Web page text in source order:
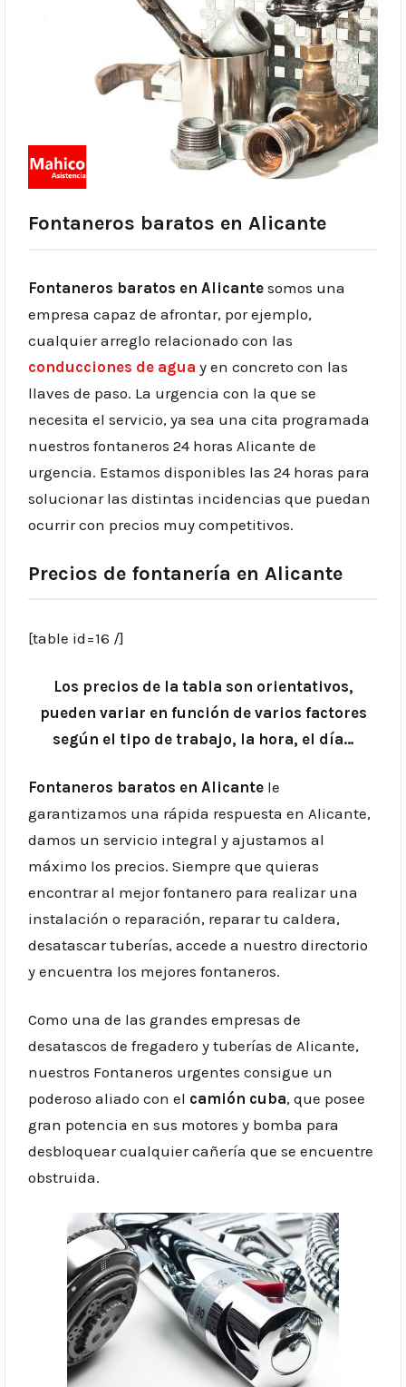
Fontaneros baratos en Alicante
Fontaneros baratos en Alicante somos una
empresa capaz de afrontar, por ejemplo,
cualquier arreglo relacionado con las
conducciones de agua y en concreto con las
llaves de paso. La urgencia con la que se
necesita el servicio, ya sea una cita programada
nuestros fontaneros 24 horas Alicante de
urgencia. Estamos disponibles las 24 horas para
solucionar las distintas incidencias que puedan
ocurrir con precios muy competitivos.
Precios de fontanería en Alicante
[table id=16 /]
Los precios de la tabla son orientativos,
pueden variar en función de varios factores
según el tipo de trabajo, la hora, el día…
Fontaneros baratos en Alicante le
garantizamos una rápida respuesta en Alicante,
damos un servicio integral y ajustamos al
máximo los precios. Siempre que quieras
encontrar al mejor fontanero para realizar una
instalación o reparación, reparar tu caldera,
desatascar tuberías, accede a nuestro directorio
y encuentra los mejores fontaneros.
Como una de las grandes empresas de
desatascos de fregadero y tuberías de Alicante,
nuestros Fontaneros urgentes consigue un
poderoso aliado con el camión cuba, que posee
gran potencia en sus motores y bomba para
desbloquear cualquier cañería que se encuentre
obstruida.